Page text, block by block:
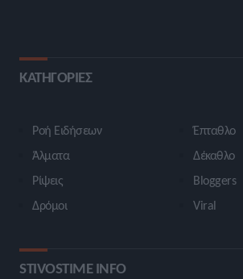
ΚΑΤΗΓΟΡΙΕΣ
Ροή Ειδήσεων
Άλματα
Ρίψεις
Δρόμοι
Έπταθλο
Δέκαθλο
Bloggers
Viral
STIVOSTIME INFO